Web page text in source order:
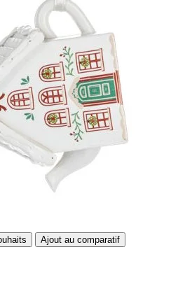
Ajout au comparatif